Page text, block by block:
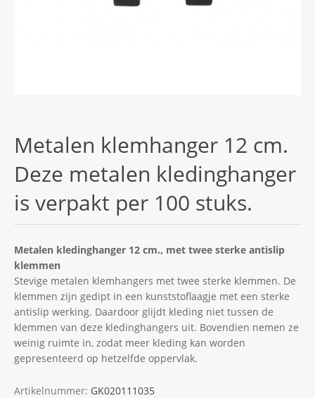
Metalen klemhanger 12 cm.
Deze metalen kledinghanger
is verpakt per 100 stuks.
Metalen kledinghanger 12 cm., met twee sterke antislip
klemmen
Stevige metalen klemhangers met twee sterke klemmen. De
klemmen zijn gedipt in een kunststoflaagje met een sterke
antislip werking. Daardoor glijdt kleding niet tussen de
klemmen van deze kledinghangers uit. Bovendien nemen ze
weinig ruimte in, zodat meer kleding kan worden
gepresenteerd op hetzelfde oppervlak.
Artikelnummer: GK020111035